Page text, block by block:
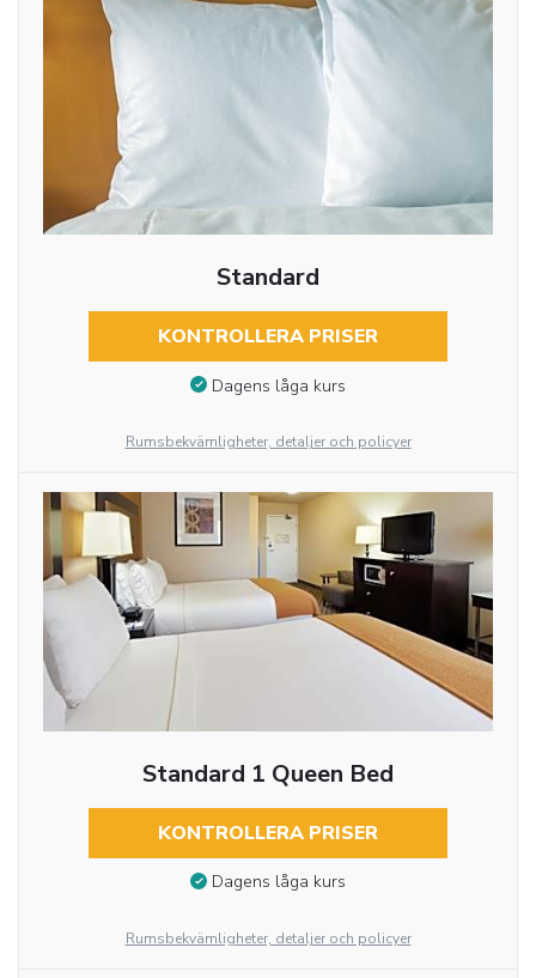
Standard
KONTROLLERA PRISER
Dagens låga kurs
Rumsbekvämligheter, detaljer och policyer
Standard 1 Queen Bed
KONTROLLERA PRISER
Dagens låga kurs
Rumsbekvämligheter, detaljer och policyer